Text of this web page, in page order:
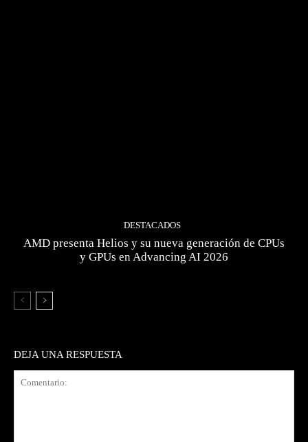
DESTACADOS
AMD presenta Helios y su nueva generación de CPUs
y GPUs en Advancing AI 2026
DEJA UNA RESPUESTA